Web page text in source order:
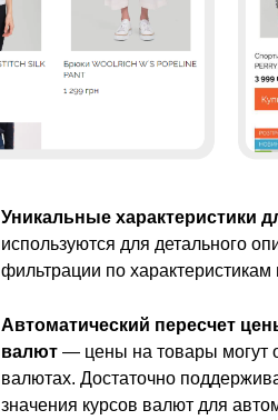
Уникальные характеристики
используются для детального
фильтрации по
Автоматический пересчет
валют— цены на товары могут
валютах. Достаточно
значения курсов валют для